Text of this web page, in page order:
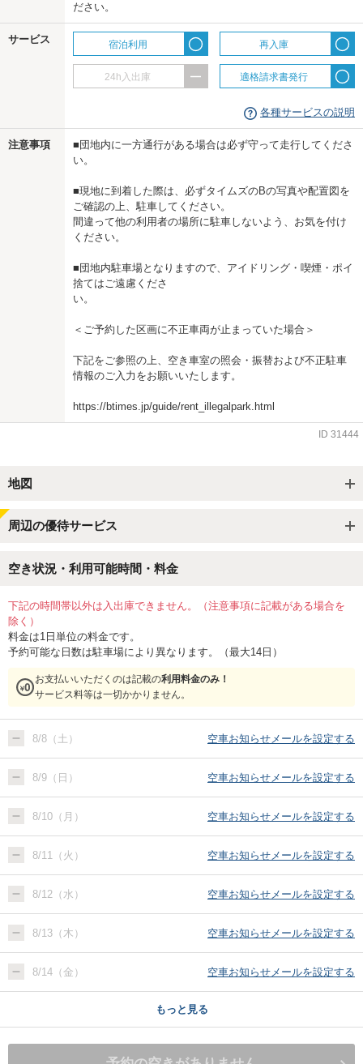
ださい。
サービス 宿泊利用 再入庫
24h入出庫 適格請求書発行
各種サービスの説明
注意事項
■団地内に一方通行がある場合は必ず守って走行してくださ
い。
■現地に到着した際は、必ずタイムズのBの写真や配置図を
ご確認の上、駐車してください。
間違って他の利用者の場所に駐車しないよう、お気を付け
ください。
■団地内駐車場となりますので、アイドリング・喫煙・ポイ
捨てはご遠慮くださ
い。
＜ご予約した区画に不正車両が止まっていた場合＞
下記をご参照の上、空き車室の照会・振替および不正駐車
情報のご入力をお願いいたします。
https://btimes.jp/guide/rent_illegalpark.html
ID 31444
地図
周辺の優待サービス
空き状況・利用可能時間・料金
下記の時間帯以外は入出庫できません。（注意事項に記載がある場合を
除く）
料金は1日単位の料金です。
予約可能な日数は駐車場により異なります。（最大14日）
お支払いいただくのは記載の利用料金のみ！
サービス料等は一切かかりません。
8/8（土） 空車お知らせメールを設定する
8/9（日） 空車お知らせメールを設定する
8/10（月） 空車お知らせメールを設定する
8/11（火） 空車お知らせメールを設定する
8/12（水） 空車お知らせメールを設定する
8/13（木） 空車お知らせメールを設定する
8/14（金） 空車お知らせメールを設定する
もっと見る